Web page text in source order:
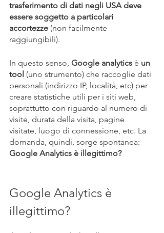
trasferimento di dati negli USA deve
essere soggetto a particolari
accortezze (non facilmente
raggiungibili).
In questo senso, Google analytics è un
tool (uno strumento) che raccoglie dati
personali (indirizzo IP, località, etc) per
creare statistiche utili per i siti web,
soprattutto con riguardo al numero di
visite, durata della visita, pagine
visitate, luogo di connessione, etc. La
domanda, quindi, sorge spontanea:
Google Analytics è illegittimo?
Google Analytics è
illegittimo?